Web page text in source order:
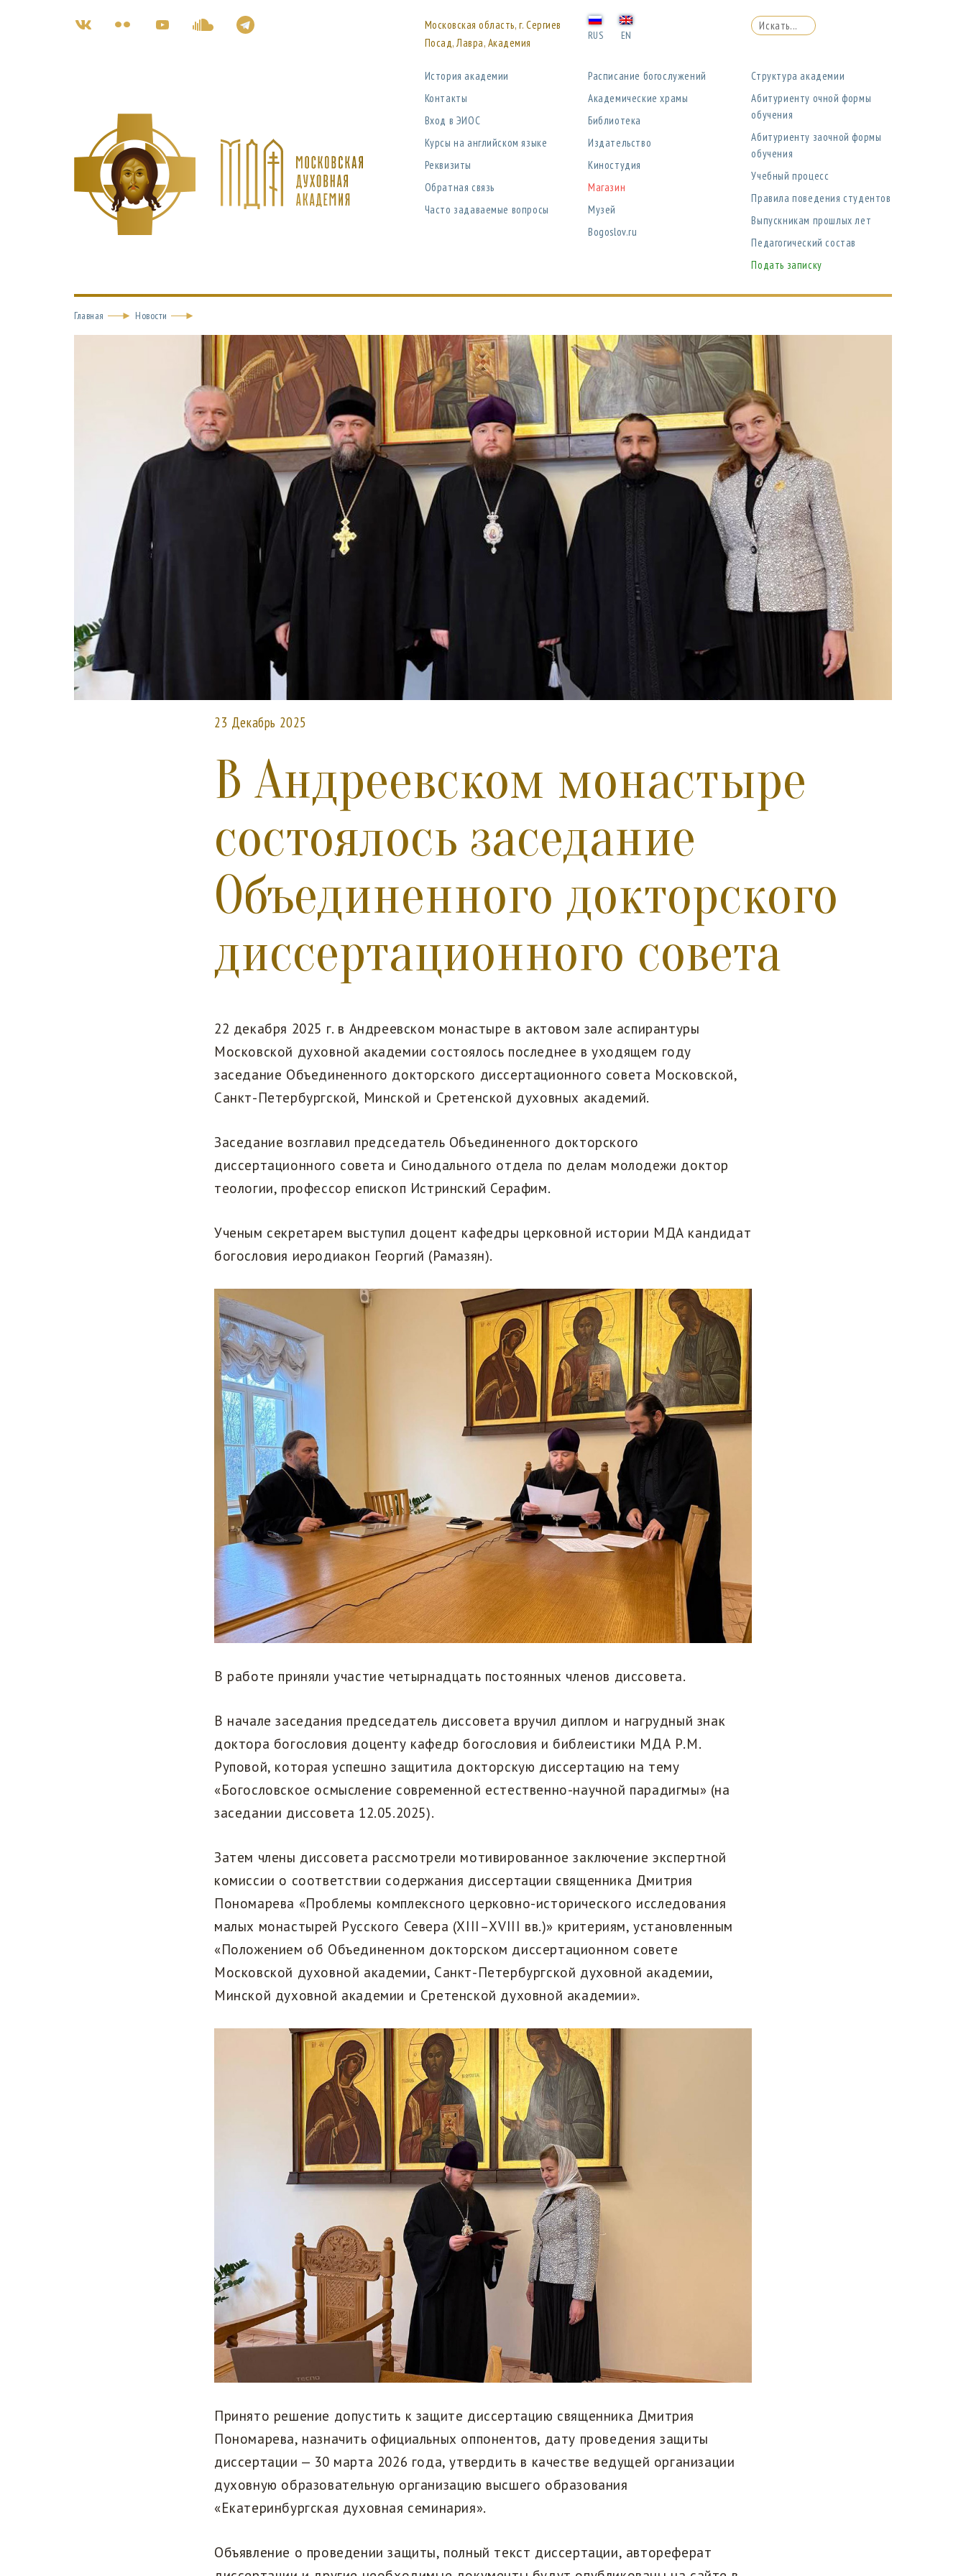
Московская область, г. Сергиев
Посад, Лавра, Академия
RUS EN
История академии
Контакты
Вход в ЭИОС
Курсы на английском языке
Реквизиты
Обратная связь
Часто задаваемые вопросы
Расписание богослужений
Академические храмы
Библиотека
Издательство
Киностудия
Магазин
Музей
Bogoslov.ru
Структура академии
Абитуриенту очной формы
обучения
Абитуриенту заочной формы
обучения
Учебный процесс
Правила поведения студентов
Выпускникам прошлых лет
Педагогический состав
Подать записку
Главная Новости
23 Декабрь 2025
В Андреевском монастыре
состоялось заседание
Объединенного докторского
диссертационного совета
22 декабря 2025 г. в Андреевском монастыре в актовом зале аспирантуры
Московской духовной академии состоялось последнее в уходящем году
заседание Объединенного докторского диссертационного совета Московской,
Санкт-Петербургской, Минской и Сретенской духовных академий.
Заседание возглавил председатель Объединенного докторского
диссертационного совета и Синодального отдела по делам молодежи доктор
теологии, профессор епископ Истринский Серафим.
Ученым секретарем выступил доцент кафедры церковной истории МДА кандидат
богословия иеродиакон Георгий (Рамазян).
В работе приняли участие четырнадцать постоянных членов диссовета.
В начале заседания председатель диссовета вручил диплом и нагрудный знак
доктора богословия доценту кафедр богословия и библеистики МДА Р.М.
Руповой, которая успешно защитила докторскую диссертацию на тему
«Богословское осмысление современной естественно-научной парадигмы» (на
заседании диссовета 12.05.2025).
Затем члены диссовета рассмотрели мотивированное заключение экспертной
комиссии о соответствии содержания диссертации священника Дмитрия
Пономарева «Проблемы комплексного церковно-исторического исследования
малых монастырей Русского Севера (ХIII–ХVIII вв.)» критериям, установленным
«Положением об Объединенном докторском диссертационном совете
Московской духовной академии, Санкт-Петербургской духовной академии,
Минской духовной академии и Сретенской духовной академии».
Принято решение допустить к защите диссертацию священника Дмитрия
Пономарева, назначить официальных оппонентов, дату проведения защиты
диссертации — 30 марта 2026 года, утвердить в качестве ведущей организации
духовную образовательную организацию высшего образования
«Екатеринбургская духовная семинария».
Объявление о проведении защиты, полный текст диссертации, автореферат